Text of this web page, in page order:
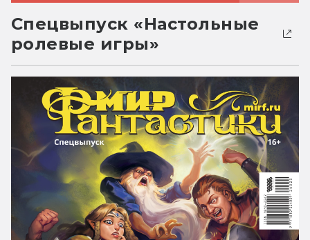
Спецвыпуск «Настольные
ролевые игры»